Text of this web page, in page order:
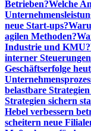
Betrieben?Welche
neue Start-ups?
agilen Methoden?
Industrie und KMU?
interner
Geschäftserfolge
belastbare
Strategien sichern
Hebel verbessern
scheitern neue